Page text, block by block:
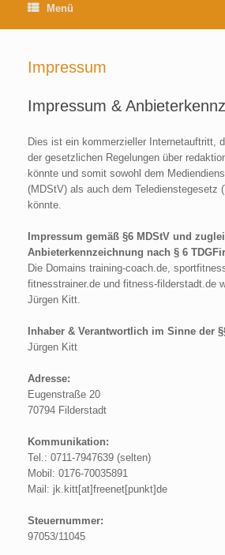
Menü
Impressum
Impressum &
Dies ist ein kommerzieller Internetauftritt,
der gesetzlichen Regelungen über
könnte und somit sowohl dem
(MDStV) als auch dem Teledienstegesetz
könnte.
Impressum gemäß §6 MDStV und
Anbieterkennzeichnung nach § 6
Die Domains training-coach.de,
fitnesstrainer.de und fitness-filderstadt.de
Jürgen Kitt.
Inhaber & Verantwortlich im Sinne der
Jürgen Kitt
Adresse:
Eugenstraße 20
70794 Filderstadt
Kommunikation:
Tel.: 0711-7947639 (selten)
Mobil: 0176-70035891
Mail: jk.kitt[at]freenet[punkt]de
Steuernummer:
97053/11045